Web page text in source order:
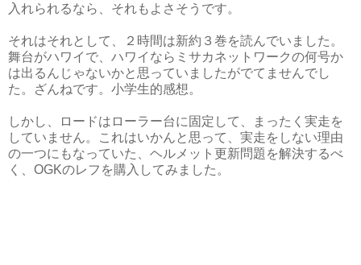
入れられるなら、それもよさそうです。
それはそれとして、２時間は新約３巻を読んでいました。
舞台がハワイで、ハワイならミサカネットワークの何号か
は出るんじゃないかと思っていましたがでてませんでし
た。ざんねです。小学生的感想。
しかし、ロードはローラー台に固定して、まったく実走を
していません。これはいかんと思って、実走をしない理由
の一つにもなっていた、ヘルメット更新問題を解決するべ
く、OGKのレフを購入してみました。